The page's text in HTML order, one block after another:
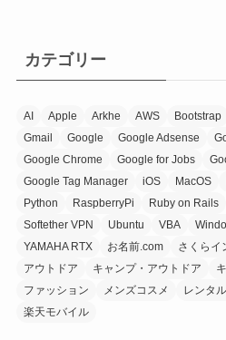
カテゴリー
AI Apple Arkhe AWS Bootstrap
Gmail
Google Google Adsense
Google Chrome
Google for Jobs
Google Tag Manager
iOS MacOS
Python
RaspberryPi Ruby on Rails
Softether VPN
Ubuntu VBA
YAMAHA RTX
お名前.com さくらイ
アウトドア
キャンプ・アウトドア
ファッション
メンズコスメ レンタ
楽天モバイル